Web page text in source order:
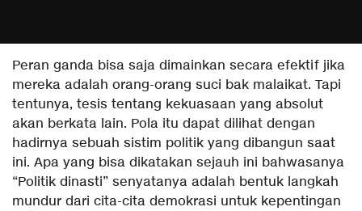
Peran ganda bisa saja dimainkan secara efektif jika
mereka adalah orang-orang suci bak malaikat. Tapi
tentunya, tesis tentang kekuasaan yang absolut
akan berkata lain. Pola itu dapat dilihat dengan
hadirnya sebuah sistim politik yang dibangun saat
ini. Apa yang bisa dikatakan sejauh ini bahwasanya
“Politik dinasti” senyatanya adalah bentuk langkah
mundur dari cita-cita demokrasi untuk kepentingan